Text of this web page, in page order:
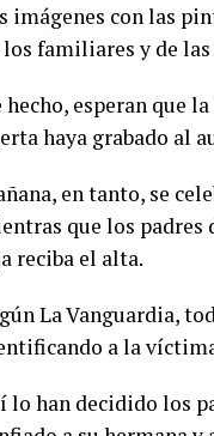
imágenes con las
los familiares y de
hecho, esperan que
haya grabado al
en tanto, se
que los padres
reciba el alta.
La Vanguardia,
a la
lo han decidido los